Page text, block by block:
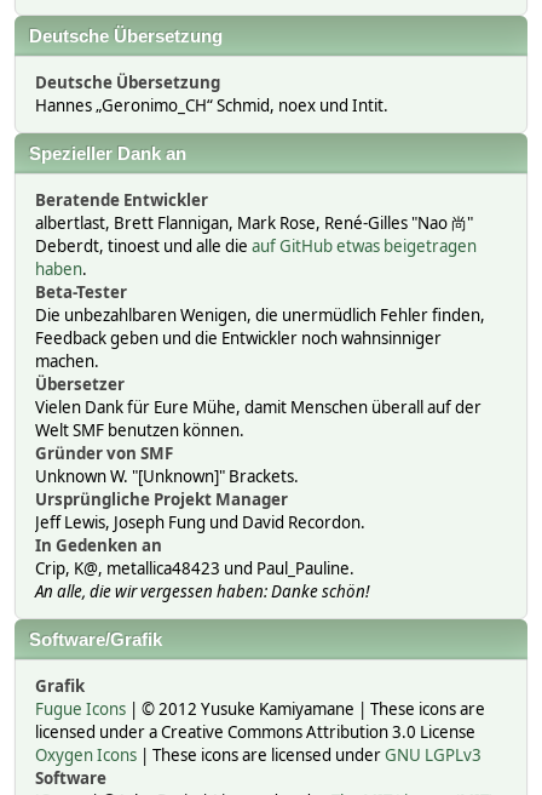
Deutsche Übersetzung
Deutsche Übersetzung
Hannes „Geronimo_CH“ Schmid, noex und Intit.
Spezieller Dank an
Beratende Entwickler
albertlast, Brett Flannigan, Mark Rose, René-Gilles "Nao 尚"
Deberdt, tinoest und alle die auf GitHub etwas beigetragen
haben.
Beta-Tester
Die unbezahlbaren Wenigen, die unermüdlich Fehler finden,
Feedback geben und die Entwickler noch wahnsinniger
machen.
Übersetzer
Vielen Dank für Eure Mühe, damit Menschen überall auf der
Welt SMF benutzen können.
Gründer von SMF
Unknown W. "[Unknown]" Brackets.
Ursprüngliche Projekt Manager
Jeff Lewis, Joseph Fung und David Recordon.
In Gedenken an
Crip, K@, metallica48423 und Paul_Pauline.
An alle, die wir vergessen haben: Danke schön!
Software/Grafik
Grafik
Fugue Icons | © 2012 Yusuke Kamiyamane | These icons are
licensed under a Creative Commons Attribution 3.0 License
Oxygen Icons | These icons are licensed underGNU LGPLv3
Software